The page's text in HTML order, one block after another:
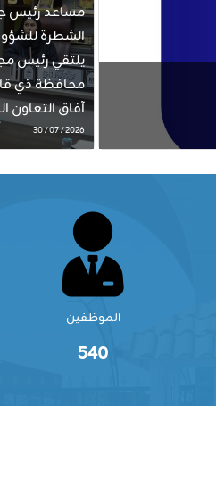
مساعد رئيس
الشطرة
يلتقي رئيس
محافظة ذي
آفاق التعاون
2026 / 07 / 30
الموظفين
540